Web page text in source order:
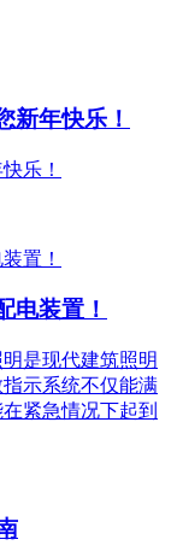
新年快乐！
乐！
电装置！
是现代建筑照明
示系统不仅能满
紧急情况下起到